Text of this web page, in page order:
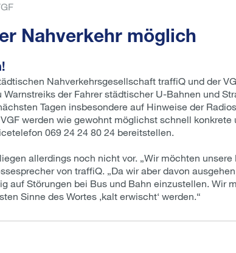
Nahverkehr möglich
Nahverkehrsgesellschaft traffiQ und der
der Fahrer städtischer U-Bahnen und
Tagen insbesondere auf Hinweise der
werden wie gewohnt möglichst schnell
069 24 24 80 24 bereitstellen.
allerdings noch nicht vor. „Wir möchten
von traffiQ. „Da wir aber davon
auf Störungen bei Bus und Bahn einzustellen. Wir
Sinne des Wortes ‚kalt erwischt‘ werden.“